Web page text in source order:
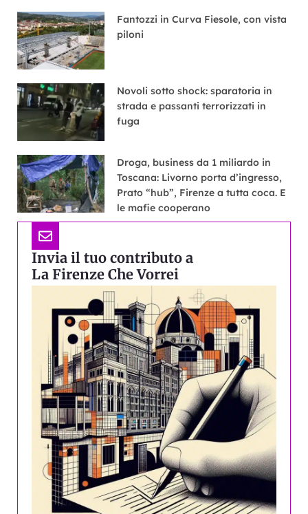
Fantozzi in Curva Fiesole, con vista
piloni
Novoli sotto shock: sparatoria in
strada e passanti terrorizzati in
fuga
Droga, business da 1 miliardo in
Toscana: Livorno porta d’ingresso,
Prato “hub”, Firenze a tutta coca. E
le mafie cooperano
Invia il tuo contributo a
La Firenze Che Vorrei